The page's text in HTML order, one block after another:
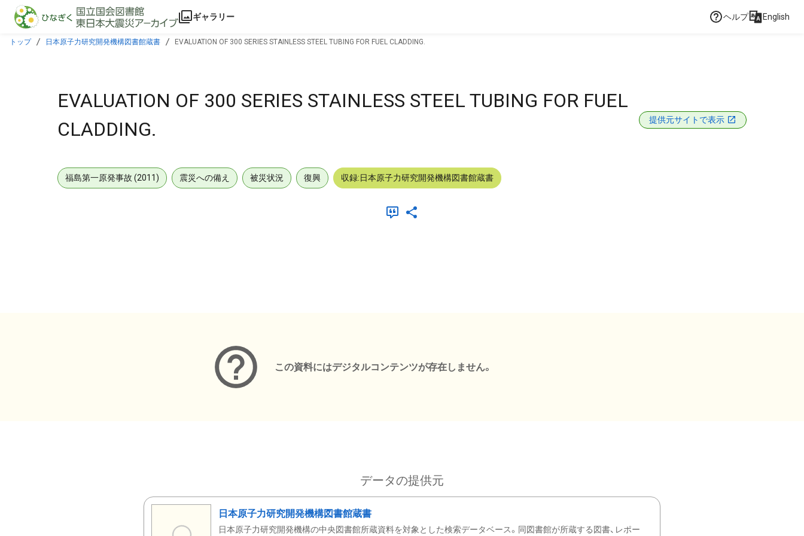
本文に飛ぶ
ギャラリー ヘルプ English
トップ 日本原子力研究開発機構図書館蔵書 EVALUATION OF 300 SERIES STAINLESS STEEL TUBING FOR FUEL CLADDING.
EVALUATION OF 300 SERIES STAINLESS STEEL TUBING FOR FUEL
CLADDING.
提供元サイトで表示
福島第一原発事故 (2011) 震災への備え 被災状況 復興 収録:日本原子力研究開発機構図書館蔵書
この資料にはデジタルコンテンツが存在しません。
データの提供元
日本原子力研究開発機構図書館蔵書
日本原子力研究開発機構の中央図書館所蔵資料を対象とした検索データベース。同図書館が所蔵する図書、レポー